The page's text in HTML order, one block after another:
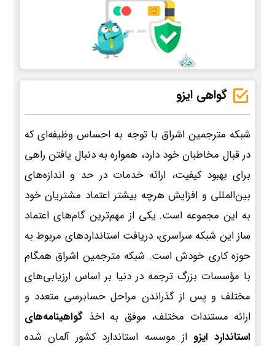
گواهی ایزو
شبکه مترجمین اشراق با توجه به احساس وظیفه‌ای که
در قبال مخاطبان خود دارد، همواره به دنبال یافتن راهی
برای بهبود کیفیت، ارائه خدمات در حد و اندازه‌های
بین‌المللی و افزایش هرچه بیشتر اعتماد مشتریان خود
به این مجموعه است. یکی از مهم‌ترین گام‌های اعتماد
ساز این شبکه سراسری، دریافت استانداردهای مربوط به
حوزه کاری خودش است. شبکه مترجمین اشراق همگام
با مؤسسات بزرگ ترجمه در دنیا بر اساس ارزیابی‌های
مختلف و پس از گذراندن مراحل حسابرسی متعدد و
ارائه مستندات مختلف، موفق به اخذ گواهینامه‌های
استاندارد ایزو از موسسه استاندارد کشور آلمان شده